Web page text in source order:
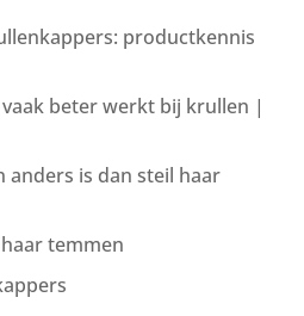
productkennis
beter werkt bij krullen |
is dan steil haar
temmen